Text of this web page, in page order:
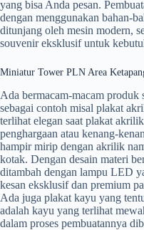
yang bisa Anda pesan.
dengan menggunakan bahan-
ditunjang oleh mesin modern,
souvenir eksklusif untuk
Miniatur Tower PLN Area
Ada bermacam-macam produk
sebagai contoh misal plakat
terlihat elegan saat plakat
penghargaan atau kenang-
hampir mirip dengan akrilik
kotak. Dengan desain materi
ditambah dengan lampu LED
kesan eksklusif dan premium
Ada juga plakat kayu yang
adalah kayu yang terlihat
dalam proses pembuatannya